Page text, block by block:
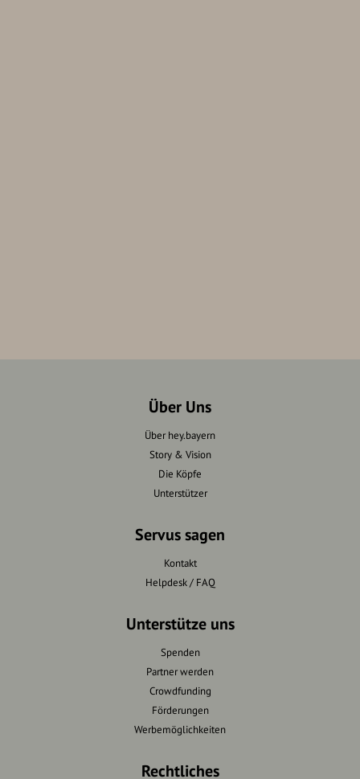
Über Uns
Über hey.bayern
Story & Vision
Die Köpfe
Unterstützer
Servus sagen
Kontakt
Helpdesk / FAQ
Unterstütze uns
Spenden
Partner werden
Crowdfunding
Förderungen
Werbemöglichkeiten
Rechtliches